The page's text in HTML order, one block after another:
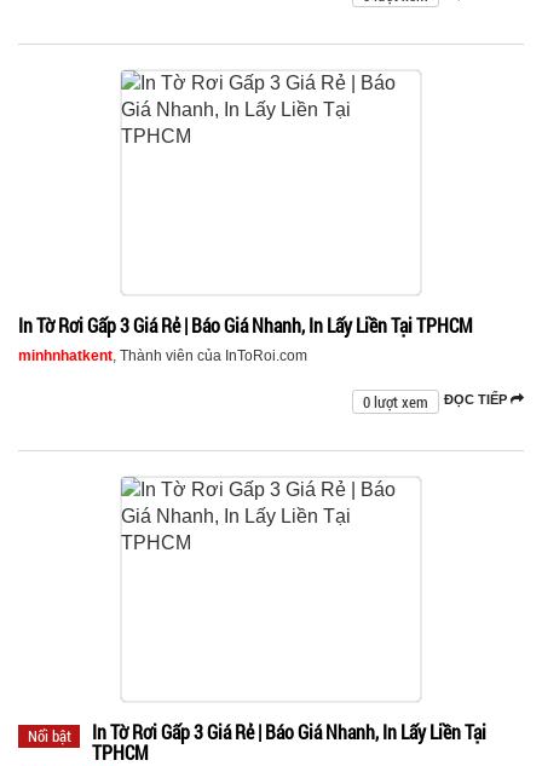
In Tờ Rơi Gấp 3 Giá Rẻ | Báo Giá Nhanh, In Lấy Liền Tại TPHCM
minhnhatkent , Thành viên của InToRoi.com
ĐỌC TIẾP
0 lượt xem
Nổi bật
In Tờ Rơi Gấp 3 Giá Rẻ | Báo Giá Nhanh, In Lấy Liền Tại
TPHCM